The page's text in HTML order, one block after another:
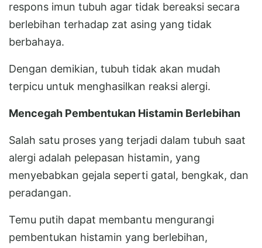
respons imun tubuh agar tidak bereaksi secara
berlebihan terhadap zat asing yang tidak
berbahaya.
Dengan demikian, tubuh tidak akan mudah
terpicu untuk menghasilkan reaksi alergi.
Mencegah Pembentukan Histamin Berlebihan
Salah satu proses yang terjadi dalam tubuh saat
alergi adalah pelepasan histamin, yang
menyebabkan gejala seperti gatal, bengkak, dan
peradangan.
Temu putih dapat membantu mengurangi
pembentukan histamin yang berlebihan,